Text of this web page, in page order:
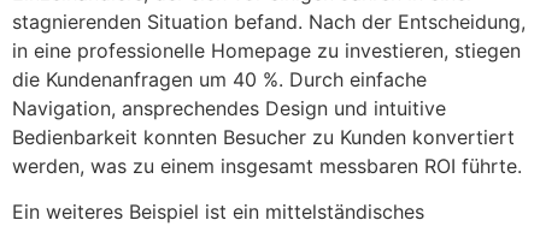
stagnierenden Situation befand. Nach der Entscheidung,
in eine professionelle Homepage zu investieren, stiegen
die Kundenanfragen um 40 %. Durch einfache
Navigation, ansprechendes Design und intuitive
Bedienbarkeit konnten Besucher zu Kunden konvertiert
werden, was zu einem insgesamt messbaren ROI führte.
Ein weiteres Beispiel ist ein mittelständisches